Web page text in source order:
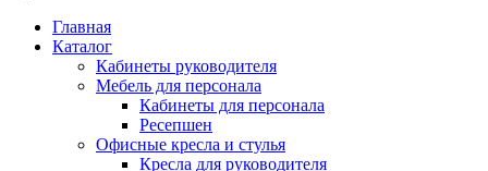
Главная
Каталог
Кабинеты руководителя
Мебель для персонала
Кабинеты для персонала
Ресепшен
Офисные кресла и стулья
Кресла для руководителя